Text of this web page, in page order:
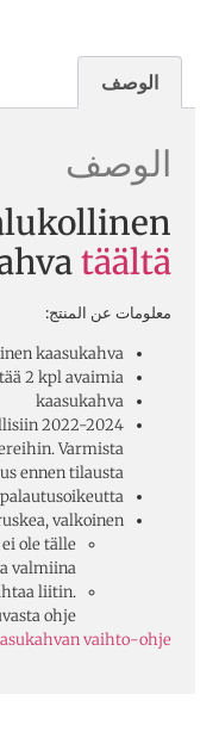
الوصف
الوصف
täältä.
معلومات عن المنتج:
kaasukahva
2 kpl avaimia
kaasukahva
2022-2024
Varmista
ennen tilausta.
valkoinen.
ole tälle
valmiina.
liitin.
ohje
vaihto-ohje.